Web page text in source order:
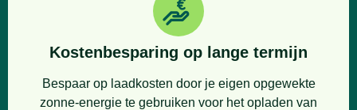
Kostenbesparing op lange termijn
Bespaar op laadkosten door je eigen opgewekte
zonne-energie te gebruiken voor het opladen van